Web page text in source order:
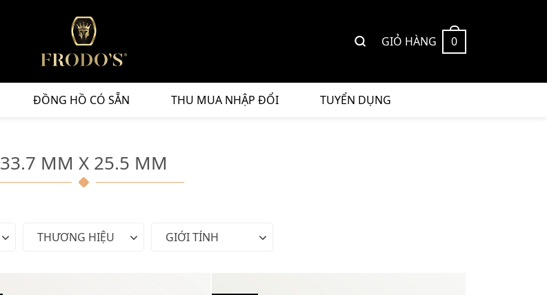
GIỎ HÀNG 0
ĐỒNG HỒ CÓ SẴN THU MUA NHẬP ĐỔI TUYỂN DỤNG
33.7 MM X 25.5 MM
THƯƠNG HIỆU GIỚI TÍNH